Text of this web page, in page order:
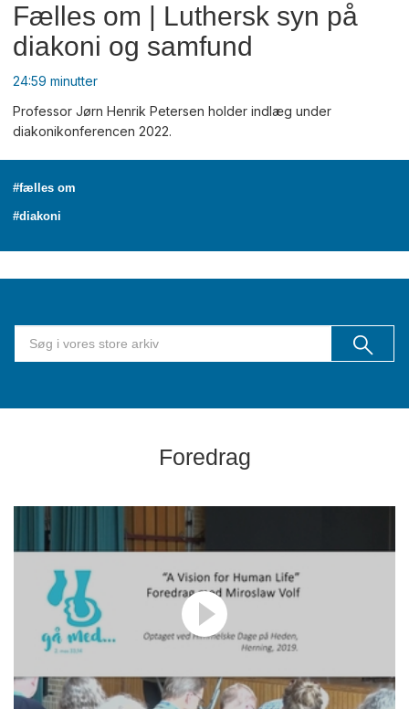
Fælles om | Luthersk syn på
diakoni og samfund
24:59 minutter
Professor Jørn Henrik Petersen holder indlæg under
diakonikonferencen 2022.
#fælles om
#diakoni
Foredrag